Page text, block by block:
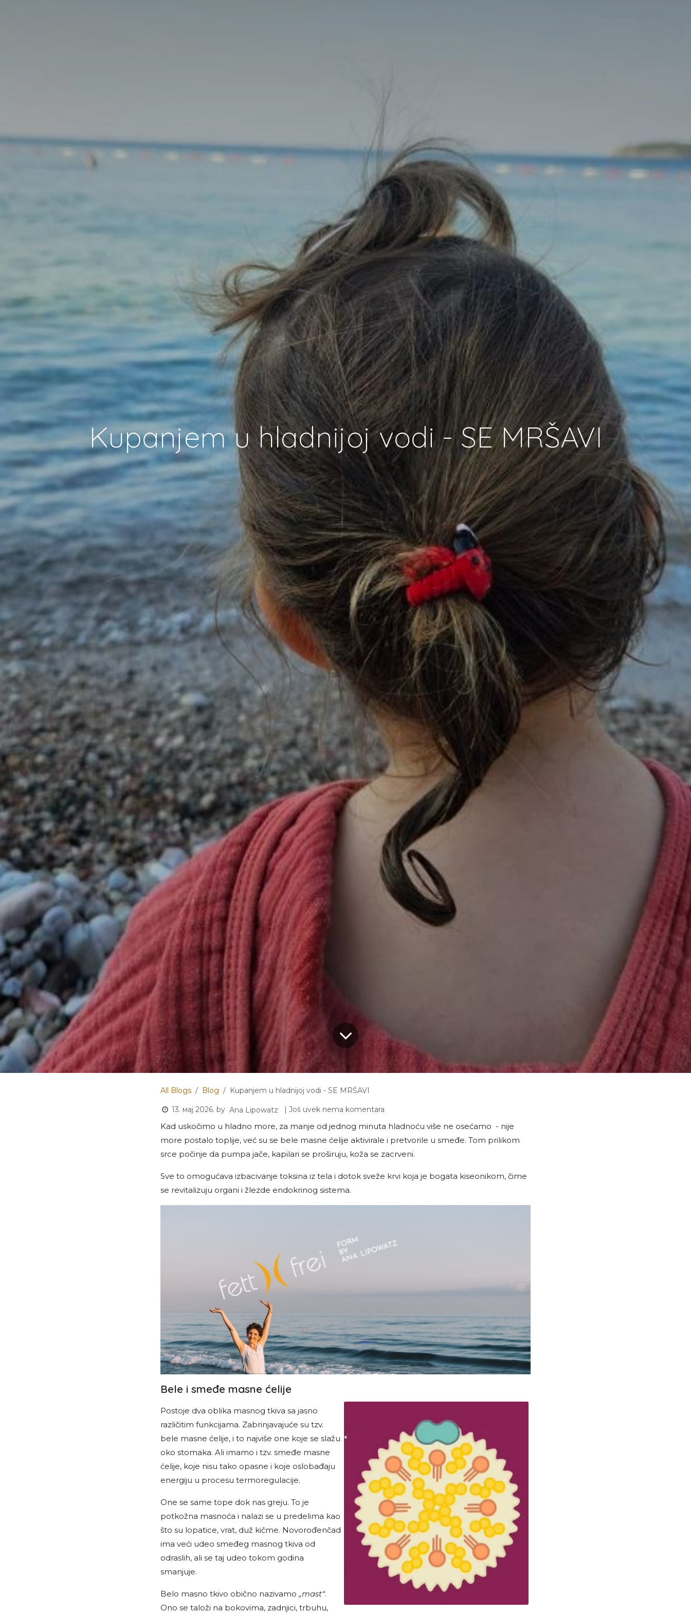
Kupanjem u hladnijoj vodi - SE MRŠAVI
All Blogs Blog Kupanjem u hladnijoj vodi - SE MRŠAVI
13. мај 2026. by Ana Lipowatz | Još uvek nema komentara
Kad uskočimo u hladno more, za manje od jednog minuta hladnoću više ne osećamo - nije
more postalo toplije, već su se bele masne ćelije aktivirale i pretvorile u smeđe. Tom prilikom
srce počinje da pumpa jače, kapilari se proširuju, koža se zacrveni.
Sve to omogućava iz­bacivanje toksina iz tela i dotok sveže krvi koja je bogata kiseonikom, čime
se revitalizuju organi i žlezde endokrinog sistema.
Bele i smeđe masne ćelije
Postoje dva oblika masnog tkiva sa jasno
različitim funkcijama. Zabrinjavajuće su tzv.
bele masne ćelije, i to najviše one koje se slažu
oko stomaka. Ali imamo i tzv. smeđe masne
ćelije, koje nisu tako opasne i koje oslobađaju
energiju u procesu termoregulacije.
One se same tope dok nas greju. To je
potkožna masnoća i nalazi se u predelima kao
što su lopatice, vrat, duž kičme. Novorođenčad
ima veći udeo smeđeg masnog tkiva od
odraslih, ali se taj udeo tokom godina
smanjuje.
Belo masno tkivo obično nazivamo „mast“.
Ono se taloži na bokovima, zadnji­ci, trbuhu,